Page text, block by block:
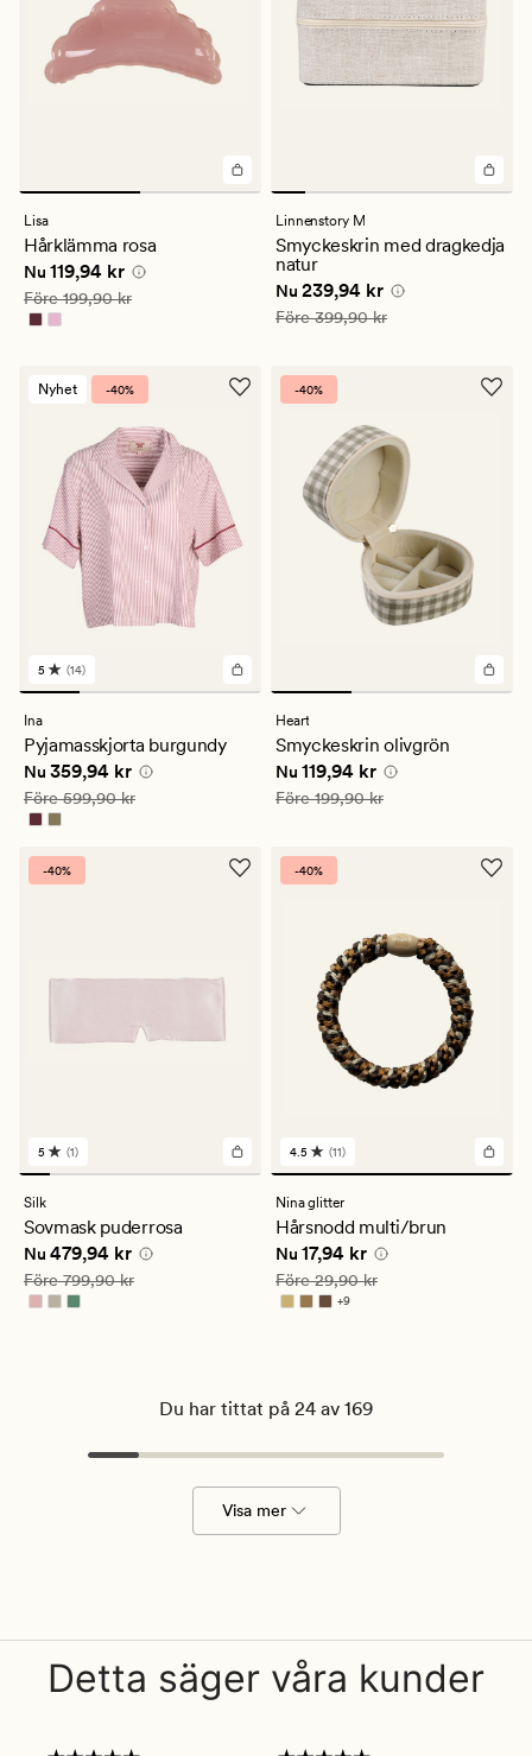
Lisa
Hårklämma rosa
Nuvarande pris
Nu 119,94 kr
Ordinarie pris 199,90 kr
Före199,90 kr
Linnenstory M
Smyckeskrin med dragkedja
natur
Nuvarande pris
Nu 239,94 kr
Ordinarie pris 399,90 kr
Före399,90 kr
Nyhet -40%
14
omdömen
med
ett
genomsnittligt
betyg
på
5
5 (14)
Ina
Pyjamasskjorta burgundy
Nuvarande pris
Nu 359,94 kr
Ordinarie pris 599,90 kr
Före599,90 kr
-40%
Heart
Smyckeskrin olivgrön
Nuvarande pris
Nu 119,94 kr
Ordinarie pris 199,90 kr
Före199,90 kr
-40%
1
omdömen
med
genomsnittligt
betyg
på
5
5 (1)
Silk
Sovmask puderrosa
Nuvarande pris
Nu 479,94 kr
Ordinarie pris 799,90 kr
Före799,90 kr
-40%
11
omdömen
med
ett
genomsnittligt
betyg
på
4.5
4.5 (11)
Nina glitter
Hårsnodd multi/brun
Nuvarande pris
Nu 17,94 kr
Ordinarie pris
Före29,90 kr
+9
Finns i fler färger
Du har tittat på 24 av 169
Visa mer
Detta säger våra kunder